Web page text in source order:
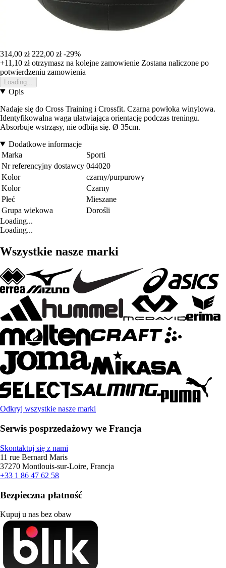
314,00 zł 222,00 zł -29%
+11,10 złotrzymasz na kolejne zamowienie Zostana naliczone po
potwierdzeniu zamowienia
Loading...
Opis
Nadaje się do Cross Training i Crossfit. Czarna powłoka winylowa.
Identyfikowalna waga ułatwiająca orientację podczas treningu.
Absorbuje wstrząsy, nie odbija się. Ø 35cm.
Dodatkowe informacje
Marka
Sporti
Nr referencyjny dostawcy 044020
Kolor
czarny/purpurowy
Kolor
Czarny
Płeć
Mieszane
Grupa wiekowa
Dorośli
Loading...
Loading...
Wszystkie nasze marki
Odkryj wszystkie nasze marki
Serwis posprzedażowy we Francja
Skontaktuj się z nami
11 rue Bernard Maris
37270 Montlouis-sur-Loire, Francja
+33 1 86 47 62 58
Bezpieczna płatność
Kupuj u nas bez obaw